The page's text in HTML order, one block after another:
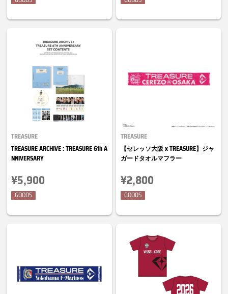
TREASURE
TREASURE ARCHIVE : TREASURE 6th A
NNIVERSARY
¥5,900
GOODS
TREASURE
【セレッソ大阪 x TREASURE】ジャ
ガードタオルマフラー
¥2,800
GOODS